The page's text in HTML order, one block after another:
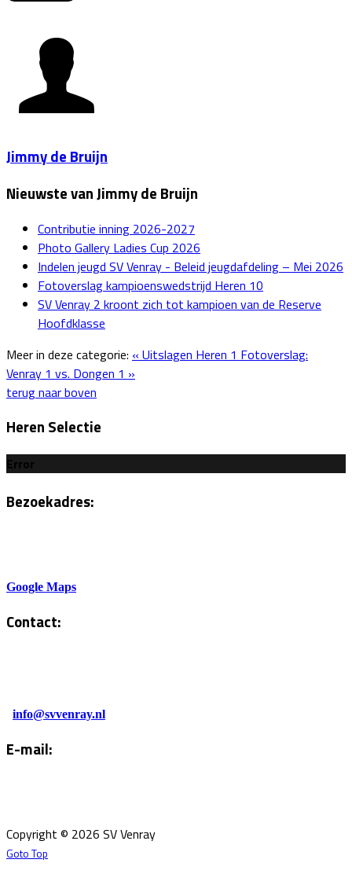
Jimmy de Bruijn
Nieuwste van Jimmy de Bruijn
Contributie inning 2026-2027
Photo Gallery Ladies Cup 2026
Indelen jeugd SV Venray - Beleid jeugdafdeling – Mei 2026
Fotoverslag kampioenswedstrijd Heren 10
SV Venray 2 kroont zich tot kampioen van de Reserve
Hoofdklasse
Meer in deze categorie: « Uitslagen Heren 1 Fotoverslag:
Venray 1 vs. Dongen 1 »
terug naar boven
Heren Selectie
Error
Bezoekadres:
Google Maps
Contact:
info@svvenray.nl
E-mail:
Copyright © 2026 SV Venray
Goto Top